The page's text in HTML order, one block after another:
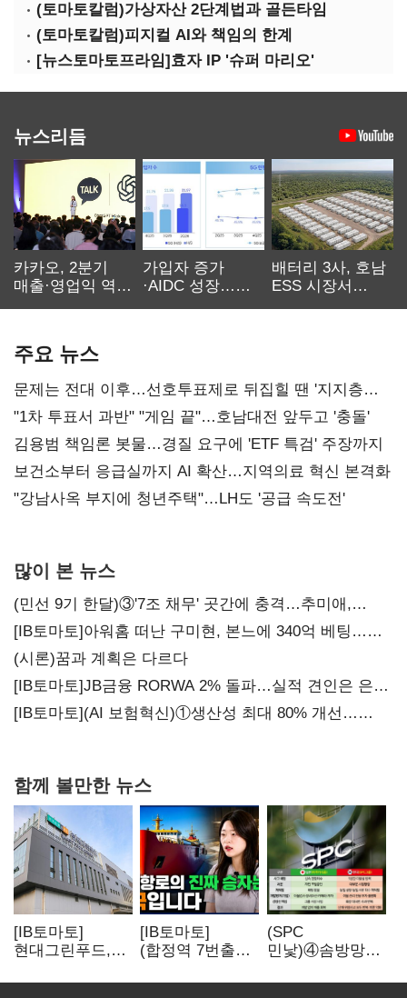
(토마토칼럼)가상자산 2단계법과 골든타임
(토마토칼럼)피지컬 AI와 책임의 한계
[뉴스토마토프라임]효자 IP '슈퍼 마리오'
뉴스리듬
카카오, 2분기
매출·영업익 역대
가입자 증가
·AIDC 성장…
배터리 3사, 호남
ESS 시장서
주요 뉴스
문제는 전대 이후…선호투표제로 뒤집힐 땐 '지지층
불복'
"1차 투표서 과반" "게임 끝"…호남대전 앞두고 '충돌'
김용범 책임론 봇물…경질 요구에 'ETF 특검' 주장까지
보건소부터 응급실까지 AI 확산…지역의료 혁신 본격화
"강남사옥 부지에 청년주택"…LH도 '공급 속도전'
많이 본 뉴스
(민선 9기 한달)③'7조 채무' 곳간에 충격…추미애,
20년만에 '비상재정' 선언 승부수
[IB토마토]아워홈 떠난 구미현, 본느에 340억 베팅…
가족 지배체제 구축
(시론)꿈과 계획은 다르다
[IB토마토]JB금융 RORWA 2% 돌파…실적 견인은 은행
아닌 캐피탈
[IB토마토](AI 보험혁신)①생산성 최대 80% 개선…
함께 볼만한 뉴스
[IB토마토]
현대그린푸드,
실적 개선에
[IB토마토]
(합정역 7번출구)
K조선 뜬다
(SPC
민낯)④솜방망이
식품위생법 위반